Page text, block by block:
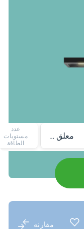
معلق على الحائط
عدد
مستويات
الطاقة
مقارنه